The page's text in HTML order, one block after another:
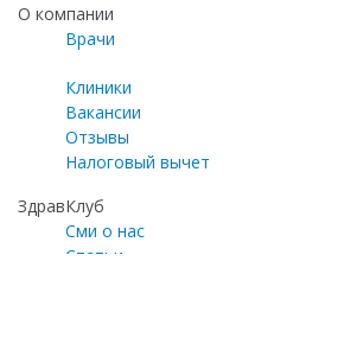
О компании
Врачи
Клиники
Вакансии
Отзывы
Налоговый вычет
ЗдравКлуб
Сми о нас
Статьи